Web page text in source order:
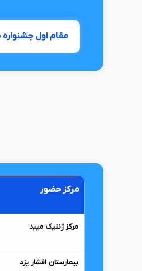
مقام اول جشنواره
مرکز حضور
مرکز ژنتیک میبد
بیمارستان افشار یزد